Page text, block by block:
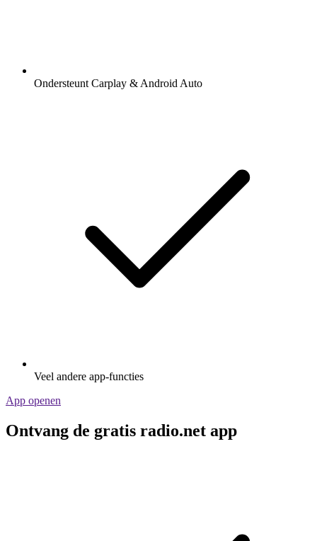
Ondersteunt Carplay & Android Auto
Veel andere app-functies
App openen
Ontvang de gratis radio.net app